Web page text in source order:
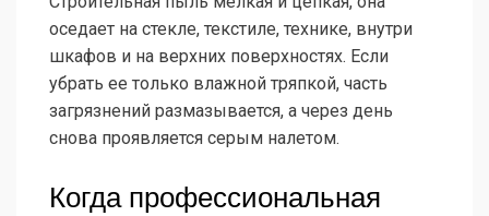
оседает на стекле, текстиле, технике, внутри
шкафов и на верхних поверхностях. Если
убрать ее только влажной тряпкой, часть
загрязнений размазывается, а через день
снова проявляется серым налетом.
Когда профессиональная